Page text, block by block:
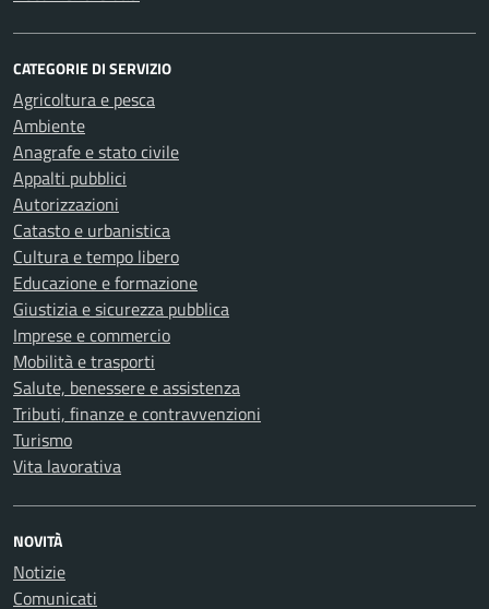
CATEGORIE DI SERVIZIO
Agricoltura e pesca
Ambiente
Anagrafe e stato civile
Appalti pubblici
Autorizzazioni
Catasto e urbanistica
Cultura e tempo libero
Educazione e formazione
Giustizia e sicurezza pubblica
Imprese e commercio
Mobilità e trasporti
Salute, benessere e assistenza
Tributi, finanze e contravvenzioni
Turismo
Vita lavorativa
NOVITÀ
Notizie
Comunicati